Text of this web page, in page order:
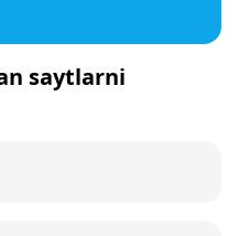
saytlarni